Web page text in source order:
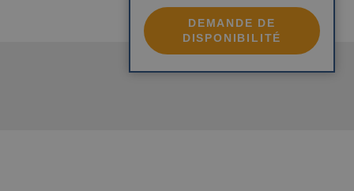
for Adults)
Magic Atrium Plaza
DEMANDE DE
DISPONIBILITÉ